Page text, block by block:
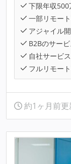
下限年収500
一部リモー
アジャイル
B2Bのサー
自社サービ
フルリモー
約1ヶ月前更